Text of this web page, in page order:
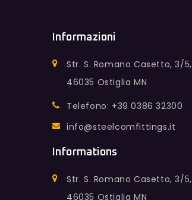
Informazioni
Str. S. Romano Casetto, 3/5,
46035 Ostiglia MN
Telefono: +39 0386 32300
info@steelcomfittings.it
Informations
Str. S. Romano Casetto, 3/5,
46035 Ostiglia MN